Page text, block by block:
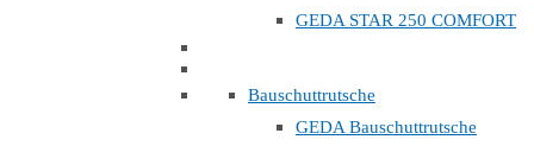
GEDA STAR 250 COMFORT
Bauschuttrutsche
GEDA Bauschuttrutsche